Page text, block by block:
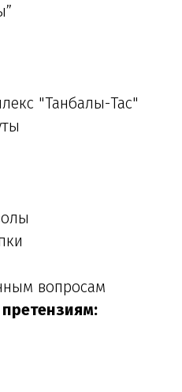
"Танбалы-Тас"
вопросам